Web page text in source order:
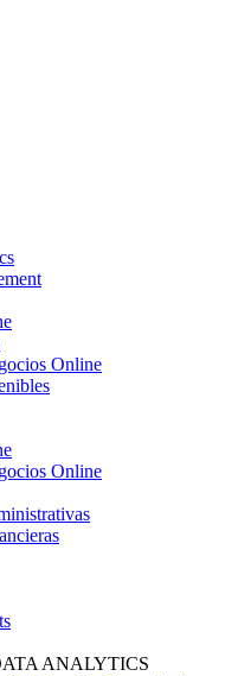
Online
Online
ANALYTICS